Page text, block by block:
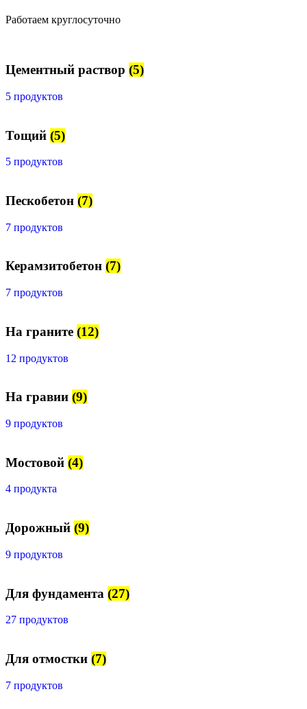
Работаем круглосуточно
Цементный раствор (5)
5 продуктов
Тощий (5)
5 продуктов
Пескобетон (7)
7 продуктов
Керамзитобетон (7)
7 продуктов
На граните (12)
12 продуктов
На гравии (9)
9 продуктов
Мостовой (4)
4 продукта
Дорожный (9)
9 продуктов
Для фундамента (27)
27 продуктов
Для отмостки (7)
7 продуктов